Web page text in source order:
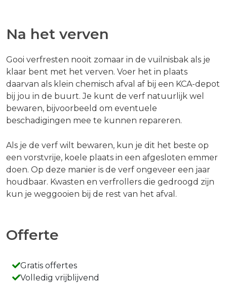
Na het verven
Gooi verfresten nooit zomaar in de vuilnisbak als je
klaar bent met het verven. Voer het in plaats
daarvan als klein chemisch afval af bij een KCA-depot
bij jou in de buurt. Je kunt de verf natuurlijk wel
bewaren, bijvoorbeeld om eventuele
beschadigingen mee te kunnen repareren.
Als je de verf wilt bewaren, kun je dit het beste op
een vorstvrije, koele plaats in een afgesloten emmer
doen. Op deze manier is de verf ongeveer een jaar
houdbaar. Kwasten en verfrollers die gedroogd zijn
kun je weggooien bij de rest van het afval.
Offerte
Gratis offertes
Volledig vrijblijvend